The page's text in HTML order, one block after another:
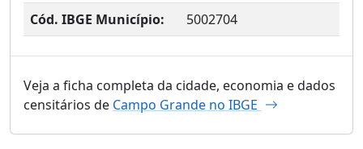
Cód. IBGE Município: 5002704
Veja a ficha completa da cidade, economia e dados
censitários de Campo Grande no IBGE